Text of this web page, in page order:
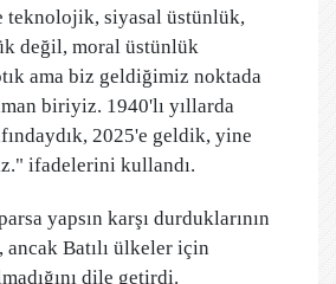
teknolojik, siyasal üstünlük,
değil, moral üstünlük
ama biz geldiğimiz noktada
biriyiz. 1940'lı yıllarda
2025'e geldik, yine
ifadelerini kullandı.
yapsın karşı durduklarının
ancak Batılı ülkeler için
dile getirdi.